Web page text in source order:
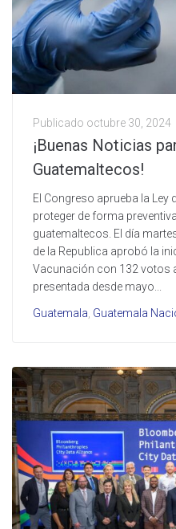
Publicado octubre 30, 2024
¡Buenas Noticias
Guatemaltecos!
El Congreso aprueba la Ley
proteger de forma
guatemaltecos. El día
de la Republica aprobó la
Vacunación con 132 votos
presentada desde mayo...
Guatemala Guatemala